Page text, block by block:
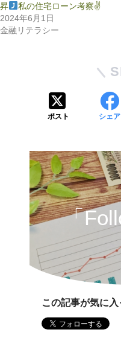
昇
私の住宅ローン考察✌
2024年6月1日
金融リテラシー
ポスト シェア
「
この記事が気に